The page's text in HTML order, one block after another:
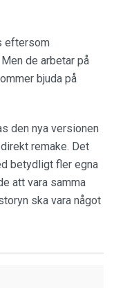
eftersom
de arbetar på
bjuda på
den nya versionen
remake. Det
betydligt fler egna
att vara samma
ska vara något